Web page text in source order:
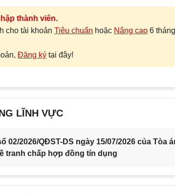
thành viên.
cho tài khoản Tiêu chuẩn hoặc Nâng cao 6
Đăng ký tại đây!
LĨNH VỰC
02/2026/QĐST-DS ngày 15/07/2026 của Tòa
tranh chấp hợp đồng tín dụng